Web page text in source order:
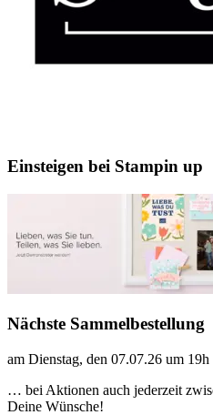
Einsteigen bei Stampin up
Nächste Sammelbestellung
am Dienstag, den 07.07.26 um 19h
… bei Aktionen auch jederzeit
Deine Wünsche!